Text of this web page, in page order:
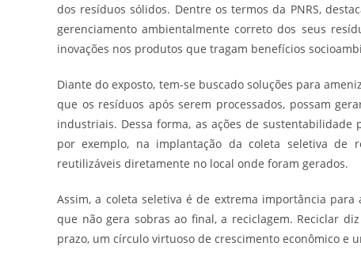
dos resíduos sólidos. Dentre os termos da PNRS,
gerenciamento ambientalmente correto dos seus
inovações nos produtos que tragam benefícios
Diante do exposto, tem-se buscado soluções para
que os resíduos após serem processados, possam
industriais. Dessa forma, as ações de
por exemplo, na implantação da coleta seletiva de
reutilizáveis diretamente no local onde foram gerados.
Assim, a coleta seletiva é de extrema importância
que não gera sobras ao final, a reciclagem. Reciclar
prazo, um círculo virtuoso de crescimento econômico e